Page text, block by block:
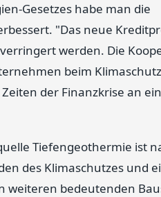
Gesetzes habe man die
"Das neue
werden. Die
beim Klimaschutz
der Finanzkrise an
Tiefengeothermie ist
des Klimaschutzes und
weiteren bedeutenden